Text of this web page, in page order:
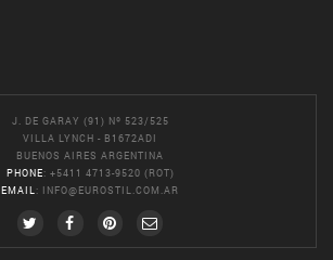
J. DE GARAY (91) Nº 523/525
VILLA LYNCH - B1672ADI
BUENOS AIRES ARGENTINA
PHONE: +5411 4713-9520 (ROT)
EMAIL : INFO@EUROSTIL.COM.AR